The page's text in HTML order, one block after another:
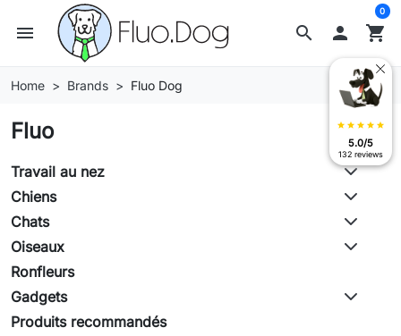
search
menu  shopping_cart
0
Home Brands Fluo Dog
Fluo
Travail au nez
Chiens
Chats
Oiseaux
Ronfleurs
Gadgets
Produits recommandés
star star star star star
5.0/5
132 reviews